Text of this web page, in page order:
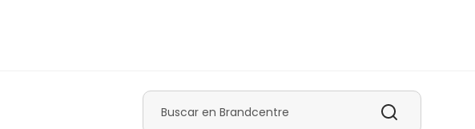
Buscar